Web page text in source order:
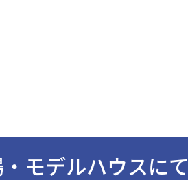
モデルハウスにて